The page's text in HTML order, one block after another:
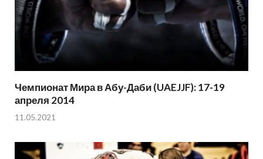
Чемпионат Мира в Абу-Даби (UAEJJF): 17-19
апреля 2014
11.05.2021